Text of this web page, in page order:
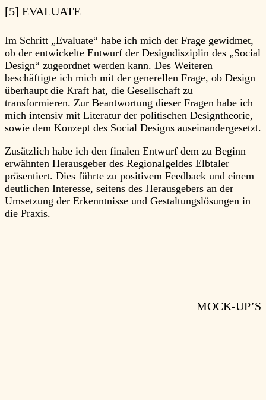
[5] EVALUATE
Im Schritt „Evaluate“ habe ich mich der Frage gewidmet,
ob der entwickelte Entwurf der Designdisziplin des „Social
Design“ zugeordnet werden kann. Des Weiteren
beschäftigte ich mich mit der generellen Frage, ob Design
überhaupt die Kraft hat, die Gesellschaft zu
transformieren. Zur Beantwortung dieser Fragen habe ich
mich intensiv mit Literatur der politischen Designtheorie,
sowie dem Konzept des Social Designs auseinandergesetzt.
Zusätzlich habe ich den finalen Entwurf dem zu Beginn
erwähnten Herausgeber des Regionalgeldes Elbtaler
präsentiert. Dies führte zu positivem Feedback und einem
deutlichen Interesse, seitens des Herausgebers an der
Umsetzung der Erkenntnisse und Gestaltungslösungen in
die Praxis.
MOCK-UP’S